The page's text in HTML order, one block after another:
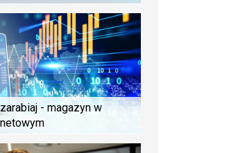
- magazyn w